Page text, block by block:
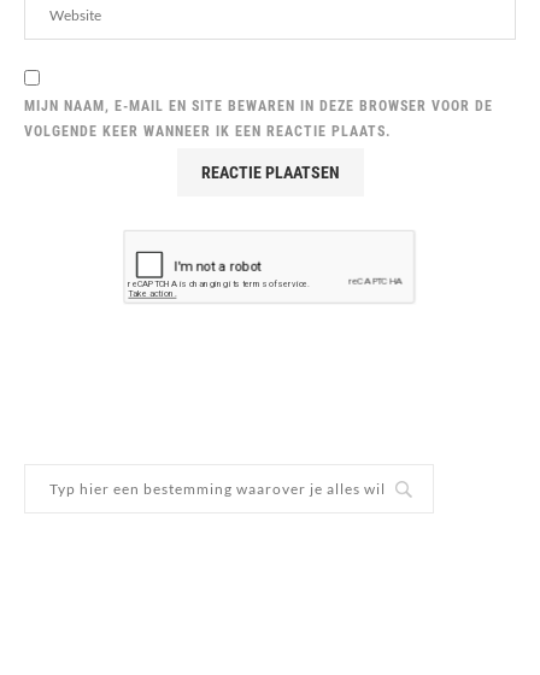
MIJN NAAM, E-MAIL EN SITE BEWAREN IN DEZE BROWSER VOOR DE
VOLGENDE KEER WANNEER IK EEN REACTIE PLAATS.